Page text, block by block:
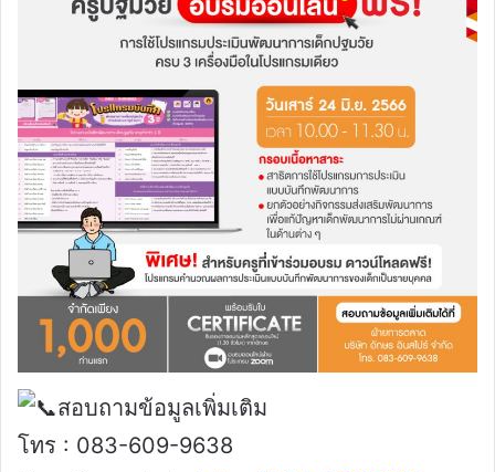
สอบถามข้อมูลเพิ่มเติม
โทร : 083-609-9638